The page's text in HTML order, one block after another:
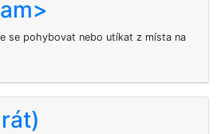
se pohybovat nebo utíkat z místa na